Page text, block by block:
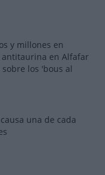
y millones en
en Alfafar
los 'bous al
una de cada